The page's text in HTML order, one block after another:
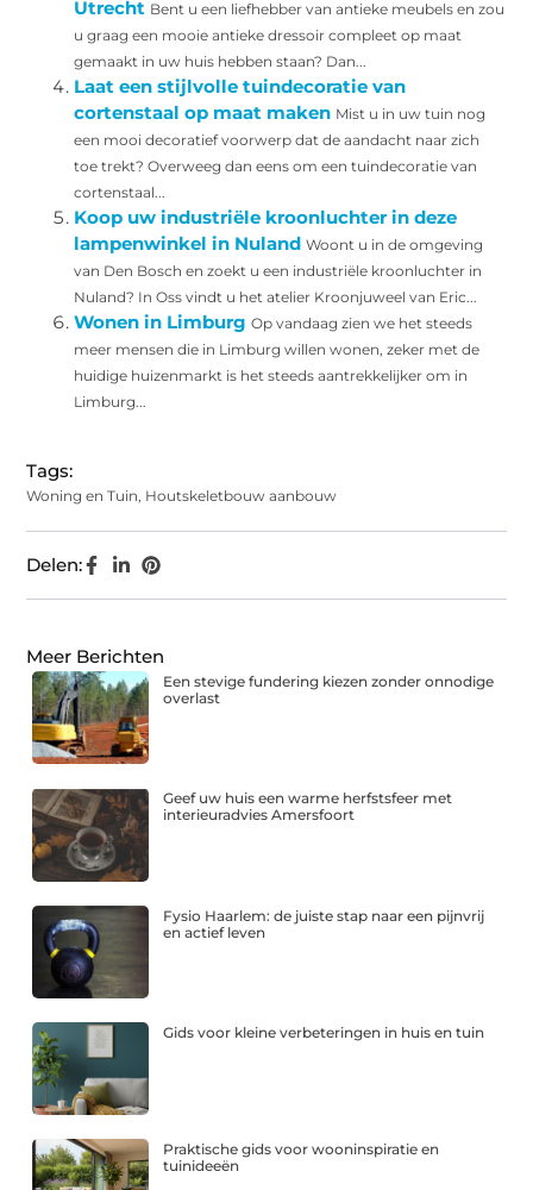
Utrecht Bent u een liefhebber van antieke meubels en zou
u graag een mooie antieke dressoir compleet op maat
gemaakt in uw huis hebben staan? Dan...
Laat een stijlvolle tuindecoratie van
cortenstaal op maat maken Mist u in uw tuin nog
een mooi decoratief voorwerp dat de aandacht naar zich
toe trekt? Overweeg dan eens om een tuindecoratie van
cortenstaal...
Koop uw industriële kroonluchter in deze
lampenwinkel in Nuland Woont u in de omgeving
van Den Bosch en zoekt u een industriële kroonluchter in
Nuland? In Oss vindt u het atelier Kroonjuweel van Eric...
Wonen in Limburg Op vandaag zien we het steeds
meer mensen die in Limburg willen wonen, zeker met de
huidige huizenmarkt is het steeds aantrekkelijker om in
Limburg...
Tags:
Woning en Tuin, Houtskeletbouw aanbouw
Delen:
Meer Berichten
Een stevige fundering kiezen zonder onnodige
overlast
Geef uw huis een warme herfstsfeer met
interieuradvies Amersfoort
Fysio Haarlem: de juiste stap naar een pijnvrij
en actief leven
Gids voor kleine verbeteringen in huis en tuin
Praktische gids voor wooninspiratie en
tuinideeën